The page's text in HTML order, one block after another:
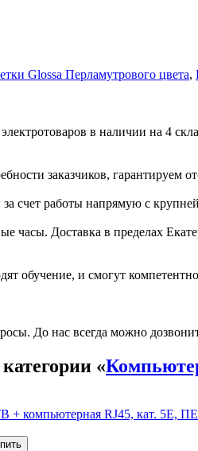
Glossa Перламутрового цвета,
в наличии на 4
заказчиков, гарантируем
счет работы напрямую с
часы. Доставка в пределах
обучение, и смогут
До нас всегда можно
«
+ компьютерная RJ45, кат. 5Е,